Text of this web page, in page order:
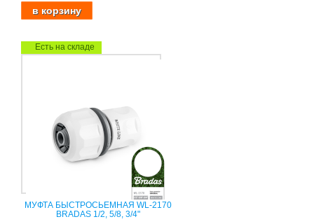
Есть на складе
МУФТА БЫСТРОСЬЕМНАЯ WL-2170
BRADAS 1/2, 5/8, 3/4"